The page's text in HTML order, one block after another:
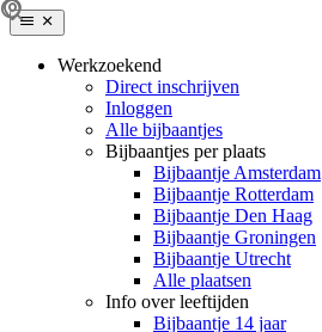
Werkzoekend
Direct inschrijven
Inloggen
Alle bijbaantjes
Bijbaantjes per plaats
Bijbaantje Amsterdam
Bijbaantje Rotterdam
Bijbaantje Den Haag
Bijbaantje Groningen
Bijbaantje Utrecht
Alle plaatsen
Info over leeftijden
Bijbaantje 14 jaar